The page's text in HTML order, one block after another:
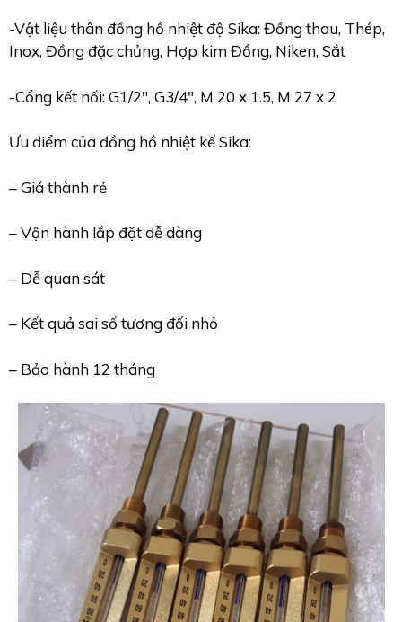
-Vật liệu thân đồng hồ nhiệt độ Sika: Đồng thau, Thép,
Inox, Đồng đặc chủng, Hợp kim Đồng, Niken, Sắt
-Cổng kết nối: G1/2″, G3/4″, M 20 x 1.5, M 27 x 2
Ưu điểm của đồng hồ nhiệt kế Sika:
– Giá thành rẻ
– Vận hành lắp đặt dễ dàng
– Dễ quan sát
– Kết quả sai số tương đối nhỏ
– Bảo hành 12 tháng